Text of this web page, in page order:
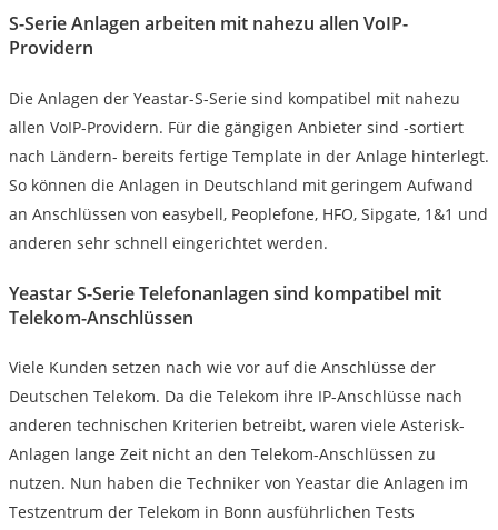
S-Serie Anlagen arbeiten mit nahezu allen VoIP-
Providern
Die Anlagen der Yeastar-S-Serie sind kompatibel mit nahezu
allen VoIP-Providern. Für die gängigen Anbieter sind -sortiert
nach Ländern- bereits fertige Template in der Anlage hinterlegt.
So können die Anlagen in Deutschland mit geringem Aufwand
an Anschlüssen von easybell, Peoplefone, HFO, Sipgate, 1&1 und
anderen sehr schnell eingerichtet werden.
Yeastar S-Serie Telefonanlagen sind kompatibel mit
Telekom-Anschlüssen
Viele Kunden setzen nach wie vor auf die Anschlüsse der
Deutschen Telekom. Da die Telekom ihre IP-Anschlüsse nach
anderen technischen Kriterien betreibt, waren viele Asterisk-
Anlagen lange Zeit nicht an den Telekom-Anschlüssen zu
nutzen. Nun haben die Techniker von Yeastar die Anlagen im
Testzentrum der Telekom in Bonn ausführlichen Tests